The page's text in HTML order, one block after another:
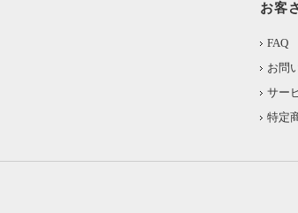
お客
FAQ
お問
サー
特定